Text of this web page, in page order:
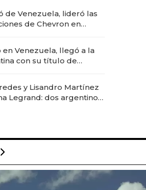
de Venezuela, lideró las
de Chevron en
en Venezuela, llegó a la
con su título de
"fast premium"
y Lisandro Martínez
Legrand: dos argentinos